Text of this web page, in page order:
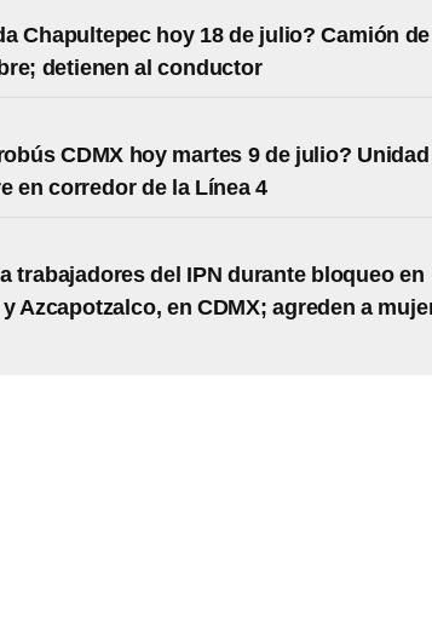
Chapultepec hoy 18 de julio? Camión de
detienen al conductor
CDMX hoy martes 9 de julio? Unidad
en corredor de la Línea 4
trabajadores del IPN durante bloqueo en
Azcapotzalco, en CDMX; agreden a